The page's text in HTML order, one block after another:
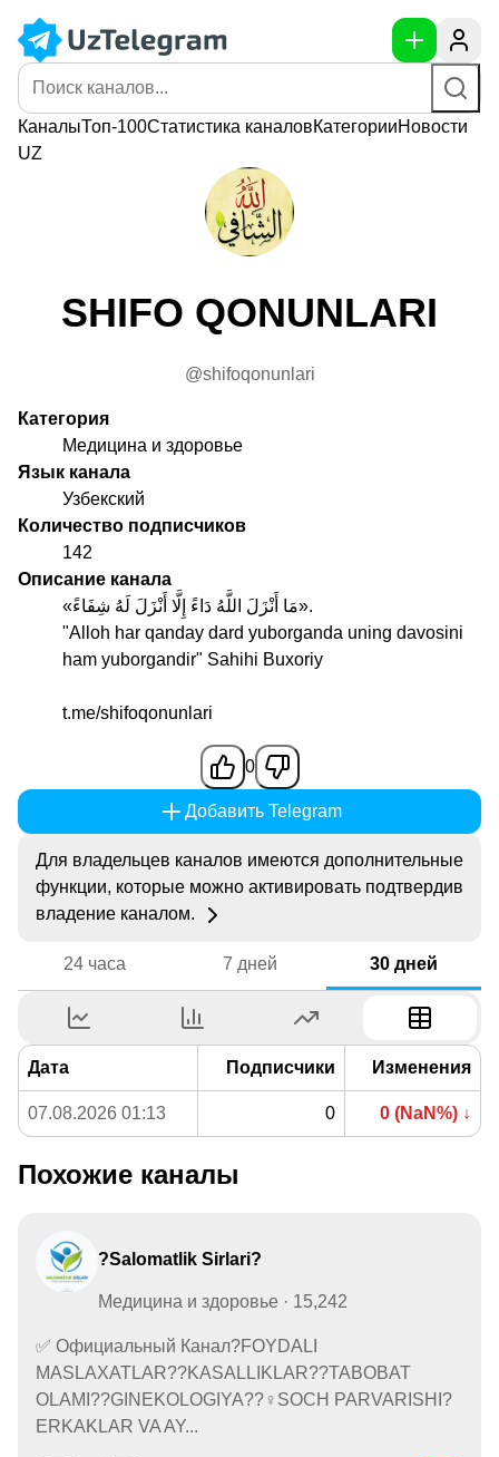
КаналыТоп-100Статистика каналовКатегорииНовости
UZ
SHIFO QONUNLARI
@shifoqonunlari
Категория
Медицина и здоровье
Язык канала
Узбекский
Количество подписчиков
142
Описание канала
«مَا أَنْزَلَ اللَّهُ دَاءً إِلَّا أَنْزَلَ لَهُ شِفَاءً».
"Alloh har qanday dard yuborganda uning davosini
ham yuborgandir" Sahihi Buxoriy
t.me/shifoqonunlari
0
Добавить Telegram
Для владельцев каналов имеются дополнительные
функции, которые можно активировать подтвердив
владение каналом.
24 часа 7 дней 30 дней
Дата Подписчики Изменения
07.08.2026 01:13 0 0 (NaN%) ↓
Похожие каналы
?Salomatlik Sirlari?
Медицина и здоровье · 15,242
✅ Официальный Канал?FOYDALI
MASLAXATLAR??KASALLIKLAR??TABOBAT
OLAMI??GINEKOLOGIYA??‍♀️SOCH PARVARISHI?
ERKAKLAR VA AY...